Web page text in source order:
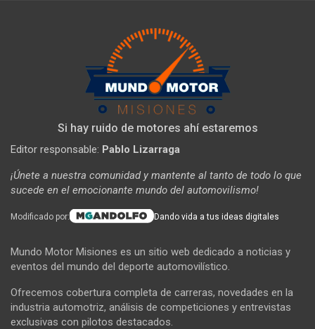
Si hay ruido de motores ahí estaremos
Editor responsable: Pablo Lizarraga
¡Únete a nuestra comunidad y mantente al tanto de todo lo que
sucede en el emocionante mundo del automovilismo!
Modificado por: Dando vida a tus ideas digitales
Mundo Motor Misiones es un sitio web dedicado a noticias y
eventos del mundo del deporte automovilístico.
Ofrecemos cobertura completa de carreras, novedades en la
industria automotriz, análisis de competiciones y entrevistas
exclusivas con pilotos destacados.